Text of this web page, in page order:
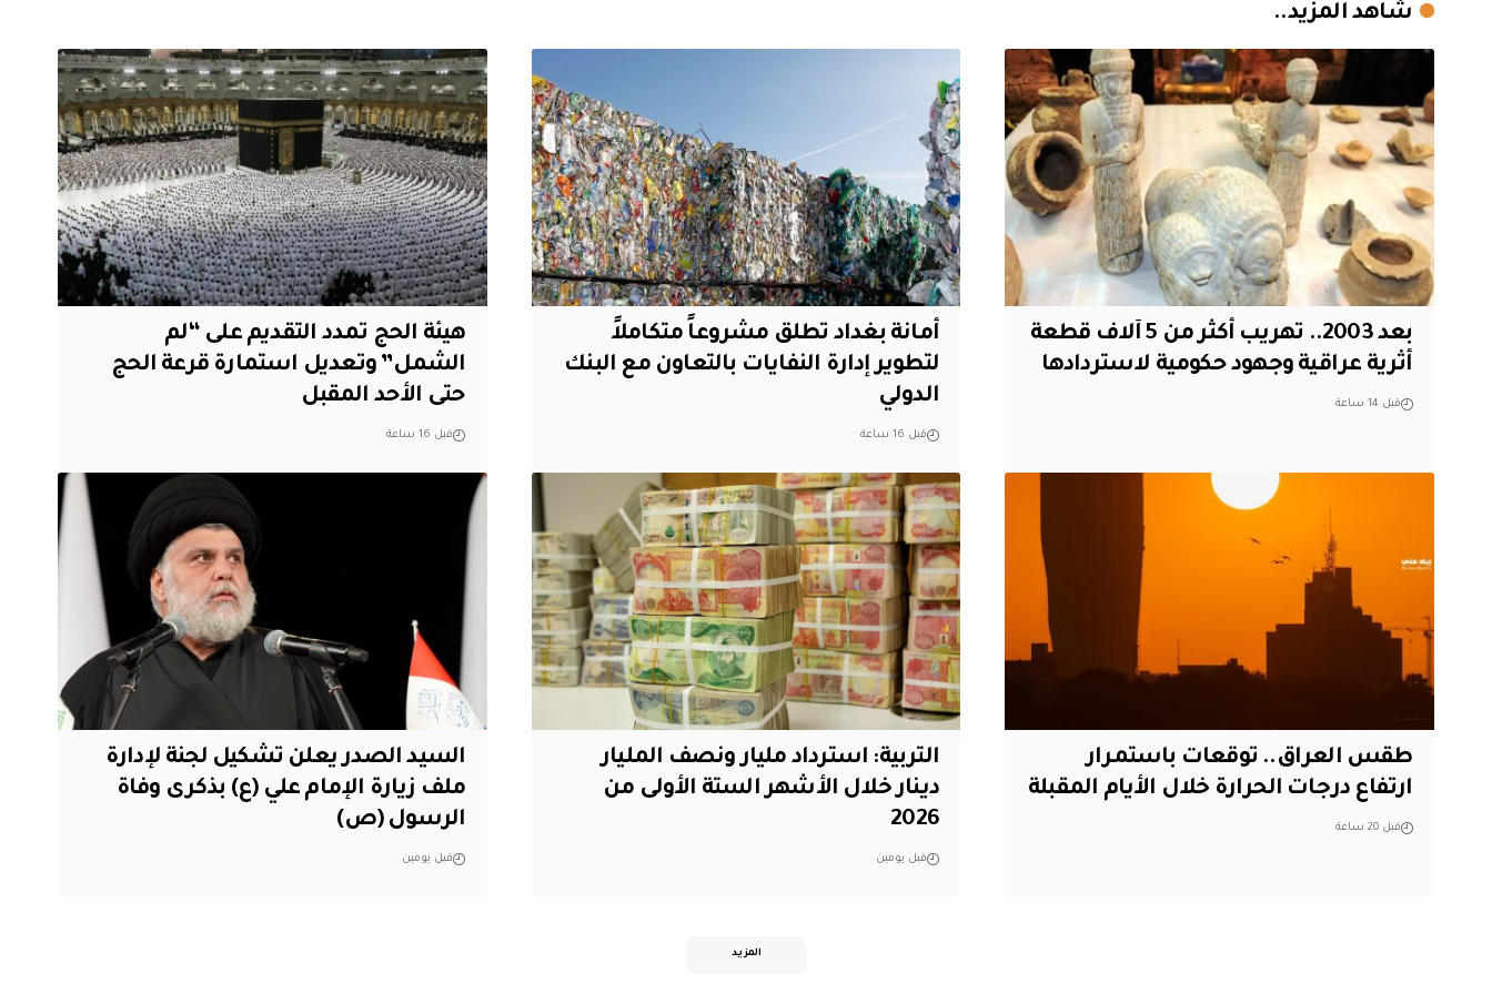
شاهد المزيد..
بعد 2003.. تهريب أكثر من 5 آلاف قطعة
أثرية عراقية وجهود حكومية لاستردادها
قبل 14 ساعة
أمانة بغداد تطلق مشروعاً متكاملاً
لتطوير إدارة النفايات بالتعاون مع البنك
الدولي
قبل 16 ساعة
هيئة الحج تمدد التقديم على “لم
الشمل” وتعديل استمارة قرعة الحج
حتى الأحد المقبل
قبل 16 ساعة
طقس العراق.. توقعات باستمرار
ارتفاع درجات الحرارة خلال الأيام المقبلة
قبل 20 ساعة
التربية: استرداد مليار ونصف المليار
دينار خلال الأشهر الستة الأولى من
2026
قبل يومين
السيد الصدر يعلن تشكيل لجنة لإدارة
ملف زيارة الإمام علي (ع) بذكرى وفاة
الرسول (ص)
قبل يومين
المزيد